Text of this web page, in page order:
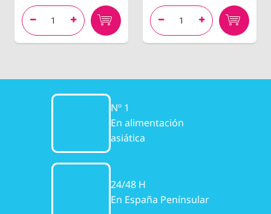
   
Nº 1
En alimentación
asiática
24/48 H
En España Penínsular